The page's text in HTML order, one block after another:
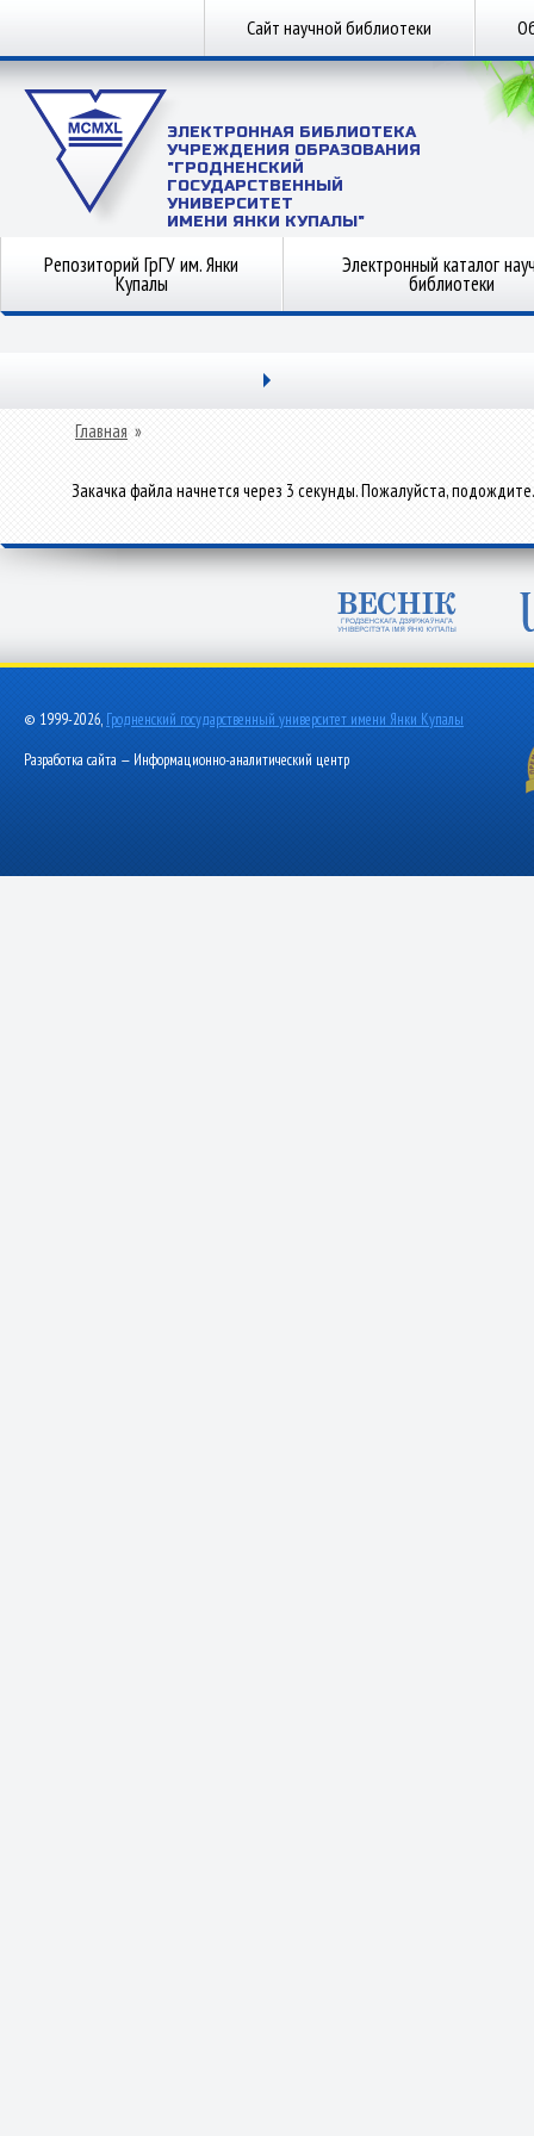
Сайт научной библиотеки
ЭЛЕКТРОННАЯ БИБЛИОТЕКА
УЧРЕЖДЕНИЯ ОБРАЗОВАНИЯ
"ГРОДНЕНСКИЙ
ГОСУДАРСТВЕННЫЙ
УНИВЕРСИТЕТ
ИМЕНИ ЯНКИ КУПАЛЫ"
Репозиторий ГрГУ им. Янки
Купалы
Электронный каталог
библиотеки
Главная »
Закачка файла начнется через 3 секунды. Пожалуйста, подождите.
© 1999-2026, Гродненский государственный университет имени Янки Купалы
Разработка сайта — Информационно-аналитический центр